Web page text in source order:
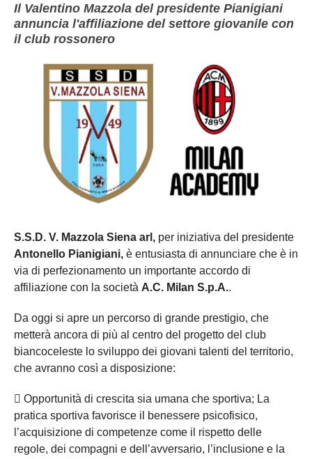
Il Valentino Mazzola del presidente Pianigiani
annuncia l'affiliazione del settore giovanile con
il club rossonero
S.S.D. V. Mazzola Siena arl, per iniziativa del presidente
Antonello Pianigiani, è entusiasta di annunciare che è in
via di perfezionamento un importante accordo di
affiliazione con la società A.C. Milan S.p.A..
Da oggi si apre un percorso di grande prestigio, che
metterà ancora di più al centro del progetto del club
biancoceleste lo sviluppo dei giovani talenti del territorio,
che avranno così a disposizione:
 Opportunità di crescita sia umana che sportiva; La
pratica sportiva favorisce il benessere psicofisico,
l’acquisizione di competenze come il rispetto delle
regole, dei compagni e dell’avversario, l’inclusione e la